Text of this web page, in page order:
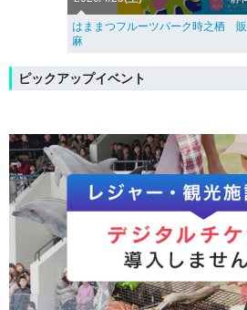
はままつフルーツパーク時之栖
麻
ピックアップイベント